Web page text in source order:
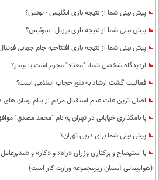
پیش بینی شما از نتیجه بازی انگلیس - تونس؟
پیش بینی شما از نتیجه بازی برزیل - سوئیس؟
پیش بینی شما از نتیجه بازی افتتاحیه جام جهانی
ازدیدگاه شخصی شما، "معتاد" مجرم است یا بیمار؟
فعالیت گشت ارشاد به نفع حجاب اسلامی است؟
اصلی ترین علت عدم استقبال مردم از پیام رسان
با نامگذاری خیابانی در تهران به نام "محمد مصدق"
پیش بینی شما برای دربی تهران؟
با استیضاح و برکناری وزرای «راه» و «کار» و
(هواپیمایی آسمان زیرمجموعه وزارت کار است)